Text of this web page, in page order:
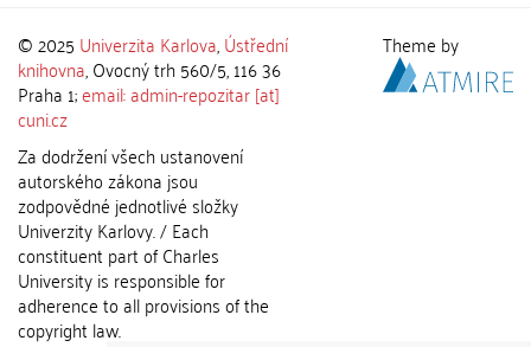
© 2025 Univerzita Karlova,Ústřední
knihovna, Ovocný trh 560/5, 116 36
Praha 1;email: admin-repozitar [at]
cuni.cz
Za dodržení všech ustanovení
autorského zákona jsou
zodpovědné jednotlivé složky
Univerzity Karlovy. / Each
constituent part of Charles
University is responsible for
adherence to all provisions of the
copyright law.
Theme by